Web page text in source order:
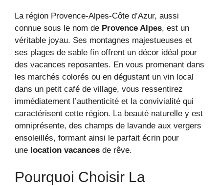
La région Provence-Alpes-Côte d’Azur, aussi
connue sous le nom de Provence Alpes, est un
véritable joyau. Ses montagnes majestueuses et
ses plages de sable fin offrent un décor idéal pour
des vacances reposantes. En vous promenant dans
les marchés colorés ou en dégustant un vin local
dans un petit café de village, vous ressentirez
immédiatement l’authenticité et la convivialité qui
caractérisent cette région. La beauté naturelle y est
omniprésente, des champs de lavande aux vergers
ensoleillés, formant ainsi le parfait écrin pour
une location vacances de rêve.
Pourquoi Choisir La